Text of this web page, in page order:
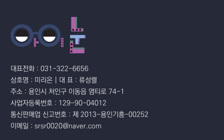
대표전화 : 031-322-6656
상호명 : 미리온 | 대 표 : 류성렬
주소 : 용인시 처인구 이동읍 염티로 74-1
사업자등록번호 : 129-90-04012
통신판매업 신고번호 : 제 2013-용인기흥-00252
이메일 : srsr0020@naver.com